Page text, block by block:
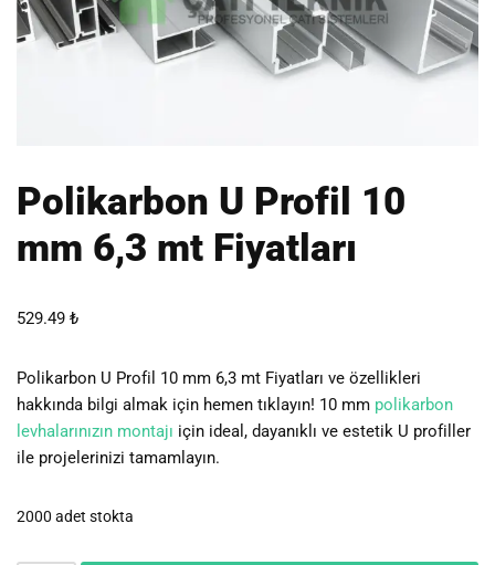
Polikarbon U Profil 10
mm 6,3 mt Fiyatları
529.49 ₺
Polikarbon U Profil 10 mm 6,3 mt Fiyatları ve özellikleri
hakkında bilgi almak için hemen tıklayın! 10 mm polikarbon
levhalarınızın montajı için ideal, dayanıklı ve estetik U profiller
ile projelerinizi tamamlayın.
2000 adet stokta